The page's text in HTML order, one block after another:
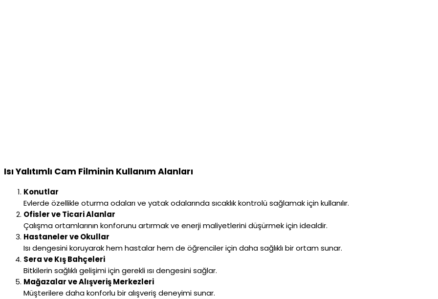
Isı Yalıtımlı Cam Filminin Kullanım Alanları
Konutlar
Evlerde özellikle oturma odaları ve yatak odalarında sıcaklık kontrolü sağlamak için kullanılır.
Ofisler ve Ticari Alanlar
Çalışma ortamlarının konforunu artırmak ve enerji maliyetlerini düşürmek için idealdir.
Hastaneler ve Okullar
Isı dengesini koruyarak hem hastalar hem de öğrenciler için daha sağlıklı bir ortam sunar.
Sera ve Kış Bahçeleri
Bitkilerin sağlıklı gelişimi için gerekli ısı dengesini sağlar.
Mağazalar ve Alışveriş Merkezleri
Müşterilere daha konforlu bir alışveriş deneyimi sunar.